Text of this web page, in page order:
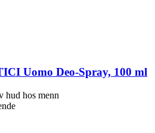
Uomo Deo-​Spray, 100 ml
hud hos menn